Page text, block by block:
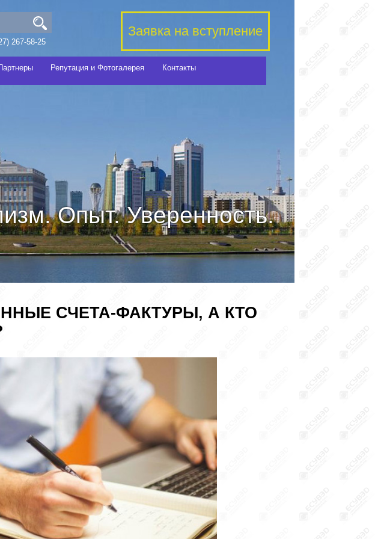
Репутация и Фотогалерея Контакты
267-58-25
Опыт. Уверенность.
Заявка на вступление
СЧЕТА-ФАКТУРЫ, А КТО